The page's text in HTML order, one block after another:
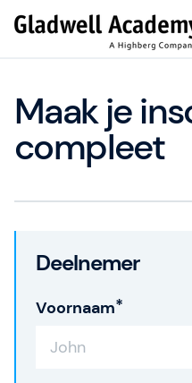
Maak je
compleet
Deelnemer
Voornaam